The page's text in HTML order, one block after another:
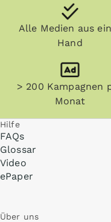
Alle Medien aus
Hand
> 200 Kampagnen
Monat
Hilfe
FAQs
Glossar
Video
ePaper
Über uns